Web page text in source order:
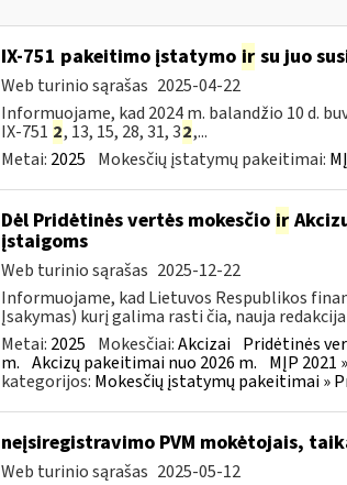
IX-751 pakeitimo įstatymo irsu juo
Web turinio sąrašas 2025-04-22
Informuojame, kad 2024 m. balandžio 10 d.
IX-751 2, 13, 15, 28, 31, 32,...
Metai: 2025 Mokesčių įstatymų pakeitimai:
Dėl Pridėtinės vertės mokesčio ir
įstaigoms
Web turinio sąrašas 2025-12-22
Informuojame, kad Lietuvos Respublikos
Įsakymas) kurį galima rasti čia, nauja
Metai: 2025 Mokesčiai:Akcizai Pridėtinės
m. Akcizų pakeitimai nuo 2026 m. MĮP 2021
kategorijos: Mokesčių įstatymų pakeitimai »
neįsiregistravimo PVM mokėtojais,
Web turinio sąrašas 2025-05-12